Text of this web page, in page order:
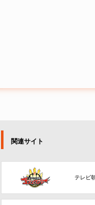
関連サイト
テレビ